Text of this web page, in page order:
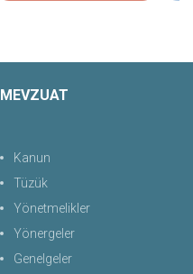
MEVZUAT
Kanun
Tüzük
Yönetmelikler
Yönergeler
Genelgeler